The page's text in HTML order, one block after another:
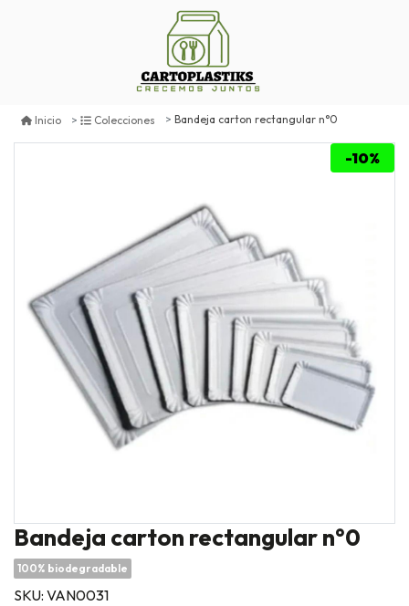
Inicio Colecciones Bandeja carton rectangular n°0
-10%
Bandeja carton rectangular n°0
100% biodegradable
SKU: VAN0031